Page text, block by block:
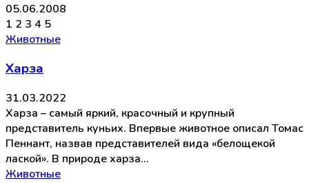
05.06.2008
1 2 3 4 5
Животные
Харза
31.03.2022
Харза – самый яркий, красочный и крупный
представитель куньих. Впервые животное описал Томас
Пеннант, назвав представителей вида «белощекой
лаской». В природе харза…
Животные